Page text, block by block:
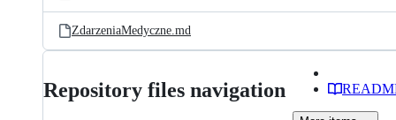
ZdarzeniaMedyczne.md
Repository files navigation